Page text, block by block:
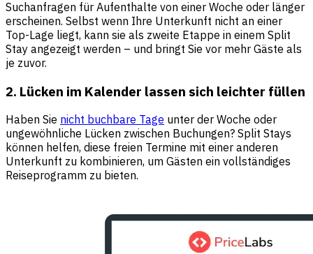
Suchanfragen für Aufenthalte von einer Woche oder länger
erscheinen. Selbst wenn Ihre Unterkunft nicht an einer
Top-Lage liegt, kann sie als zweite Etappe in einem Split
Stay angezeigt werden – und bringt Sie vor mehr Gäste als
je zuvor.
2. Lücken im Kalender lassen sich leichter füllen
Haben Sie nicht buchbare Tage unter der Woche oder
ungewöhnliche Lücken zwischen Buchungen? Split Stays
können helfen, diese freien Termine mit einer anderen
Unterkunft zu kombinieren, um Gästen ein vollständiges
Reiseprogramm zu bieten.